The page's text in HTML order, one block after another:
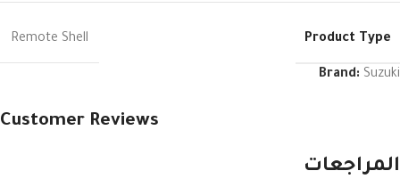
Product Type
Remote Shell
Brand: Suzuki
Customer Reviews
المراجعات